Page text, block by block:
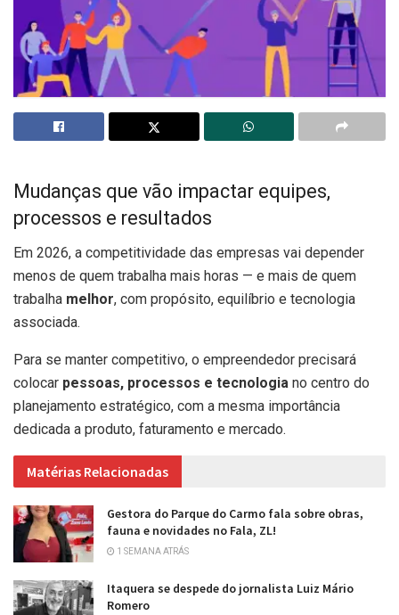
Mudanças que vão impactar equipes,
processos e resultados
Em 2026, a competitividade das empresas vai depender
menos de quem trabalha mais horas — e mais de quem
trabalha melhor, com propósito, equilíbrio e tecnologia
associada.
Para se manter competitivo, o empreendedor precisará
colocar pessoas, processos e tecnologia no centro do
planejamento estratégico, com a mesma importância
dedicada a produto, faturamento e mercado.
Matérias Relacionadas
Gestora do Parque do Carmo fala sobre obras,
fauna e novidades no Fala, ZL!
1 SEMANA ATRÁS
Itaquera se despede do jornalista Luiz Mário
Romero